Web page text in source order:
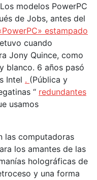
modelos PowerPC
de Jobs, antes del
estampado
cuando
Jony Quince, como
blanco. 6 años pasó
Intel . (Pública y
“ redundantes
usamos
las computadoras
los amantes de las
holográficas de
y una forma